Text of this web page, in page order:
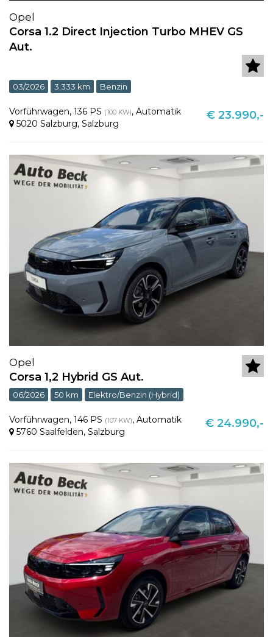
Opel
Corsa 1.2 Direct Injection Turbo MHEV GS
Aut.
03/2026 3.333 km Benzin
Vorführwagen, 136 PS (100 KW), Automatik
5020 Salzburg, Salzburg
€ 23.990,-
Opel
Corsa 1,2 Hybrid GS Aut.
06/2026 50 km Elektro/Benzin (Hybrid)
Vorführwagen, 146 PS (107 KW), Automatik
5760 Saalfelden, Salzburg
€ 24.990,-